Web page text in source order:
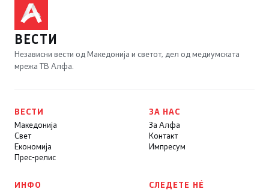
ВЕСТИ
Независни вести од Македонија и светот, дел од медиумската
мрежа ТВ Алфа.
ВЕСТИ
Македонија
Свет
Економија
Прес-релис
ЗА НАС
За Алфа
Контакт
Импресум
ИНФО СЛЕДЕТЕ НÉ